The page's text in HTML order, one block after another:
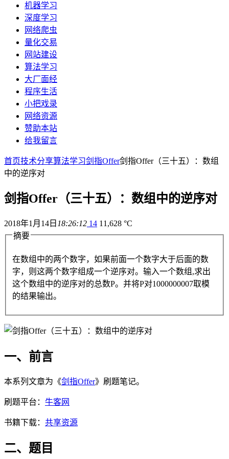
机器学习
深度学习
网络爬虫
量化交易
网站建设
算法学习
大厂面经
程序生活
小把戏录
网络资源
赞助本站
给我留言
首页技术分享算法学习剑指Offer剑指Offer（三十五）：数组
中的逆序对
剑指Offer（三十五）：数组中的逆序对
2018年1月14日 18:26:12 14 11,628 °C
摘要
在数组中的两个数字，如果前面一个数字大于后面的数
字，则这两个数字组成一个逆序对。输入一个数组,求出
这个数组中的逆序对的总数P。并将P对1000000007取模
的结果输出。
一、前言
本系列文章为《剑指Offer》刷题笔记。
刷题平台： 牛客网
书籍下载： 共享资源
二、题目